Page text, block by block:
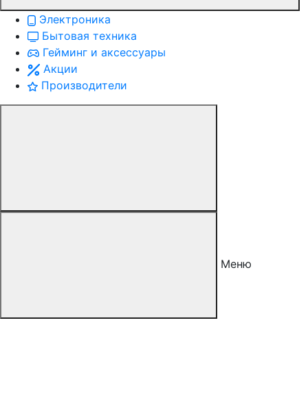
Электроника
Бытовая техника
Гейминг и аксессуары
Акции
Производители
Меню